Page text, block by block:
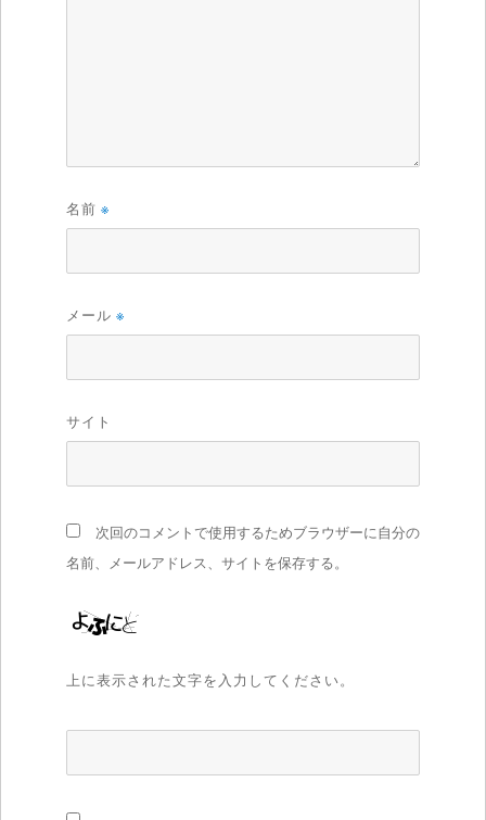
名前 ※
メール ※
サイト
次回のコメントで使用するためブラウザーに自分の
名前、メールアドレス、サイトを保存する。
上に表示された文字を入力してください。